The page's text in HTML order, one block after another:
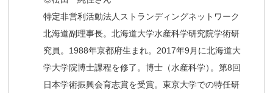
特定非営利活動法人ストランディングネットワーク
北海道副理事長。北海道大学水産科学研究院学術研
究員。1988年京都府生まれ。2017年9月に北海道大
学大学院博士課程を修了。博士（水産科学） 。第8回
日本学術振興会育志賞を受賞。東京大学での特任研